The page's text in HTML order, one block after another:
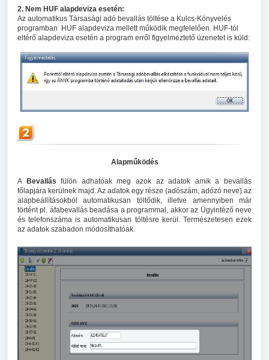
2. Nem HUF alapdeviza esetén:
Az automatikus Társasági adó bevallás töltése a Kulcs-Könyvelés
programban HUF alapdeviza mellett működik megfelelően. HUF-tól
eltérő alapdeviza esetén a program erről figyelmeztető üzenetet is küld:
Alapműködés
A Bevallás fülön adhatóak meg azok az adatok amik a bevallás
főlapjára kerülnek majd. Az adatok egy része (adószám, adózó neve) az
alapbeállításokból automatikusan töltődik, illetve amennyiben már
történt pl. áfabevallás beadása a programmal, akkor az Ügyintéző neve
és telefonszáma is automatikusan töltésre kerül. Természetesen ezek
az adatok szabadon módosíthatóak.